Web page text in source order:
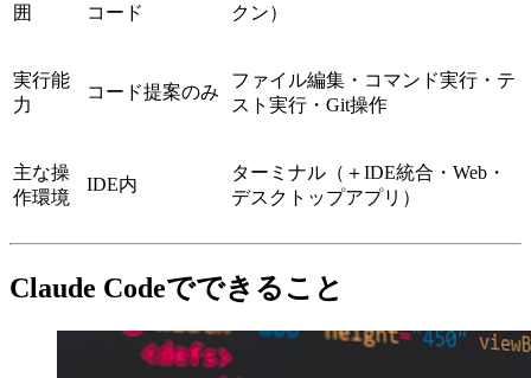
囲
コード
クン）
実行能
力
コード提案のみ
ファイル編集・コマンド実行・テ
スト実行・Git操作
主な操
作環境
IDE内
ターミナル（＋IDE統合・Web・
デスクトップアプリ）
Claude Codeでできること